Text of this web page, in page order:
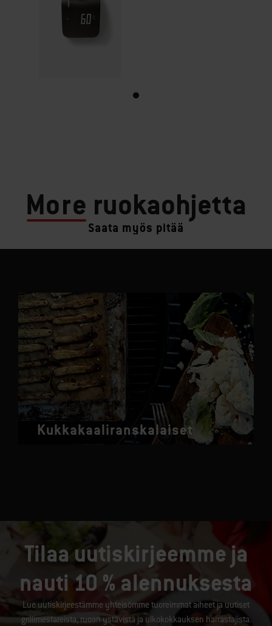
More ruokaohjetta
Saata myös pitää
Kukkakaaliranskalaiset
Tilaa uutiskirjeemme ja
nauti 10 % alennuksesta
Lue uutiskirjeestämme yhteisömme tuoreimmat aiheet ja uutiset
grillimestareista, ruoan ystävistä ja ulkokokkauksen harrastajista.